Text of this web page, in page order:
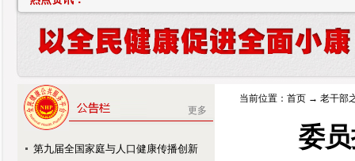
更多
第九届全国家庭与人口健康传播创新
当前位置： 首页 → 老干部
委